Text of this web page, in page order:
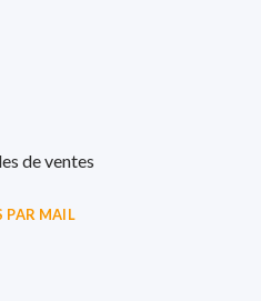
de ventes
PAR MAIL